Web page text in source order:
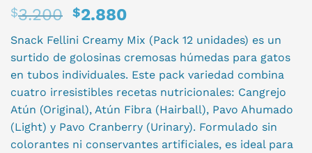
$3.200 El
precio
original
era:
$3.200.
$2.880El
precio
actual
es:
$2.880.
Snack Fellini Creamy Mix (Pack 12 unidades) es un
surtido de golosinas cremosas húmedas para gatos
en tubos individuales. Este pack variedad combina
cuatro irresistibles recetas nutricionales: Cangrejo
Atún (Original), Atún Fibra (Hairball), Pavo Ahumado
(Light) y Pavo Cranberry (Urinary). Formulado sin
colorantes ni conservantes artificiales, es ideal para